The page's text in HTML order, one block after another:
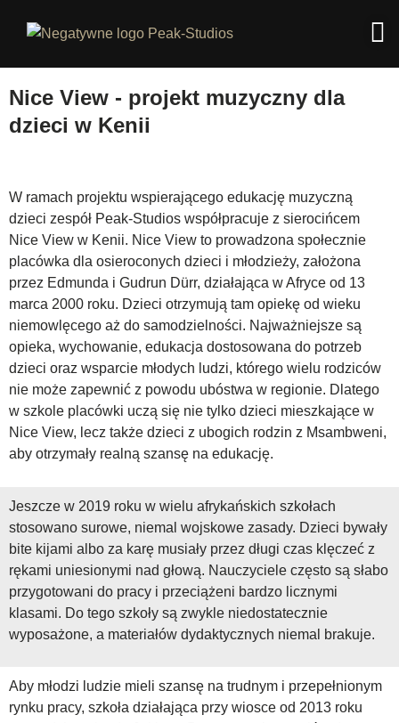
Nice View - projekt muzyczny dla
dzieci w Kenii
W ramach projektu wspierającego edukację muzyczną
dzieci zespół Peak-Studios współpracuje z sierocińcem
Nice View w Kenii. Nice View to prowadzona społecznie
placówka dla osieroconych dzieci i młodzieży, założona
przez Edmunda i Gudrun Dürr, działająca w Afryce od 13
marca 2000 roku. Dzieci otrzymują tam opiekę od wieku
niemowlęcego aż do samodzielności. Najważniejsze są
opieka, wychowanie, edukacja dostosowana do potrzeb
dzieci oraz wsparcie młodych ludzi, którego wielu rodziców
nie może zapewnić z powodu ubóstwa w regionie. Dlatego
w szkole placówki uczą się nie tylko dzieci mieszkające w
Nice View, lecz także dzieci z ubogich rodzin z Msambweni,
aby otrzymały realną szansę na edukację.
Jeszcze w 2019 roku w wielu afrykańskich szkołach
stosowano surowe, niemal wojskowe zasady. Dzieci bywały
bite kijami albo za karę musiały przez długi czas klęczeć z
rękami uniesionymi nad głową. Nauczyciele często są słabo
przygotowani do pracy i przeciążeni bardzo licznymi
klasami. Do tego szkoły są zwykle niedostatecznie
wyposażone, a materiałów dydaktycznych niemal brakuje.
Aby młodzi ludzie mieli szansę na trudnym i przepełnionym
rynku pracy, szkoła działająca przy wiosce od 2013 roku